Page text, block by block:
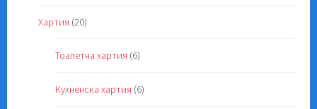
Хартия (20)
Тоалетна хартия (6)
Кухненска хартия (6)